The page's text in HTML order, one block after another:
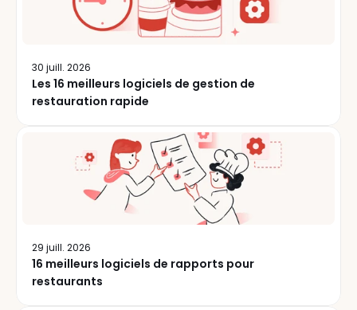
30 juill. 2026
Les 16 meilleurs logiciels de gestion de
restauration rapide
29 juill. 2026
16 meilleurs logiciels de rapports pour
restaurants